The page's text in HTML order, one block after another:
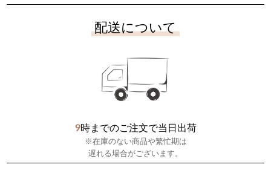
配送について
9時までのご注文で当日出荷
※在庫のない商品や繁忙期は
遅れる場合がございます。